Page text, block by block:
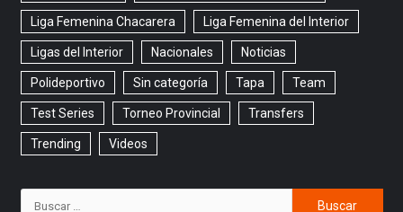
Liga Femenina Chacarera Liga Femenina del Interior
Ligas del Interior Nacionales Noticias
Polideportivo Sin categoría Tapa Team
Test Series Torneo Provincial Transfers
Trending Videos